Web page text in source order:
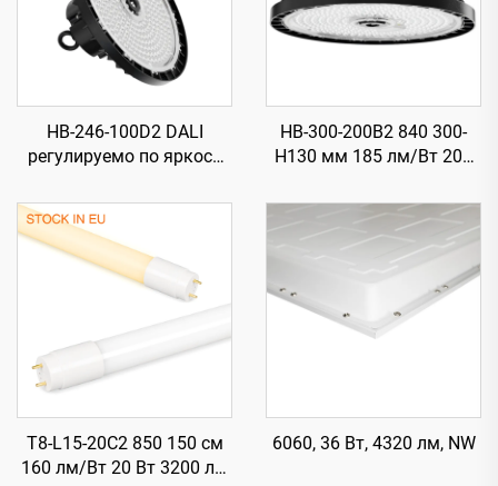
HB-246-100D2 DALI
регулируемо по яркост
Вт 100 Вт 18500 лм UFO
LED високомонтажно
осветление
HB-300-200B2 840 300-
H130 мм 185 лм/Вт 200
високомонтажно
осветление
T8-L15-20C2 850 150 см
160 лм/Вт 20 Вт 3200 лм
6060, 36 Вт, 4320 лм, NW